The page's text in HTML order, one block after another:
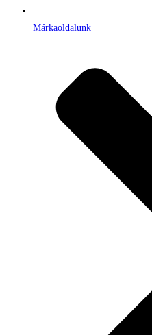
Márkaoldalunk